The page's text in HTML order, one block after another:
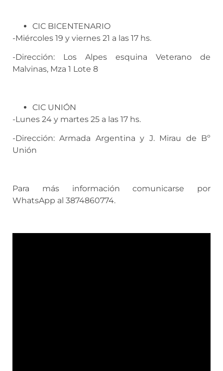
CIC BICENTENARIO
-Miércoles 19 y viernes 21 a las 17 hs.
-Dirección: Los Alpes esquina Veterano de
Malvinas, Mza 1 Lote 8
CIC UNIÓN
-Lunes 24 y martes 25 a las 17 hs.
-Dirección: Armada Argentina y J. Mirau de Bº
Unión
Para más información comunicarse por
WhatsApp al 3874860774.